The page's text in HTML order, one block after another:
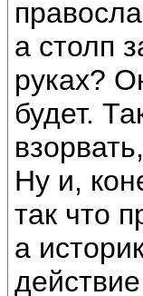
а столп
руках?
будет.
Ну и,
так что
а